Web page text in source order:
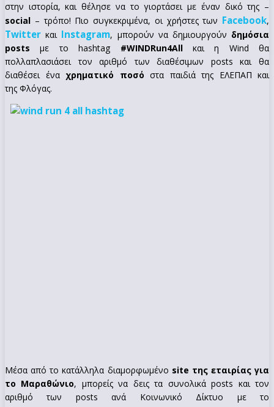
στην ιστορία, και θέλησε να το γιορτάσει με έναν δικό της –
social – τρόπο! Πιο συγκεκριμένα, οι χρήστες των Facebook,
Twitter και Instagram, μπορούν να δημιουργούν δημόσια
posts με το hashtag #WINDRun4Allκαι η Wind θα
πολλαπλασιάσει τον αριθμό των διαθέσιμων posts και θα
διαθέσει ένα χρηματικό ποσό στα παιδιά της ΕΛΕΠΑΠ και
της Φλόγας.
Μέσα από το κατάλληλα διαμορφωμένο site της εταιρίας για
το Μαραθώνιο, μπορείς να δεις τα συνολικά posts και τον
αριθμό των posts ανά Κοινωνικό Δίκτυο με το